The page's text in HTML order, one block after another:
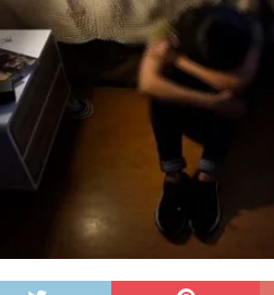
[ 05/08/2026 ] Diputado Álvaro Jofre alerta
Iquique
[ 05/08/2026 ]
Concejo Municipal
público del sector El Boro
ALTO HOSPICIO
[ 06/08/2026 ]
El papa León XIV viajará a
INTERNACIONAL